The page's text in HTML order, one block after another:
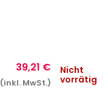
39,21 €
(inkl. MwSt.)
Nicht
vorrätig